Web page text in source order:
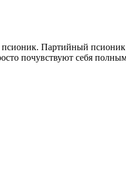
псионик. Партийный
почувствуют себя